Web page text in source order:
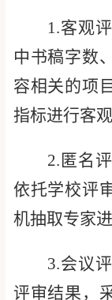
1.客观
中书稿字数
容相关的项
指标进行客观
2. 匿名
依托学校评
机抽取专家
3.会议
评审结果，